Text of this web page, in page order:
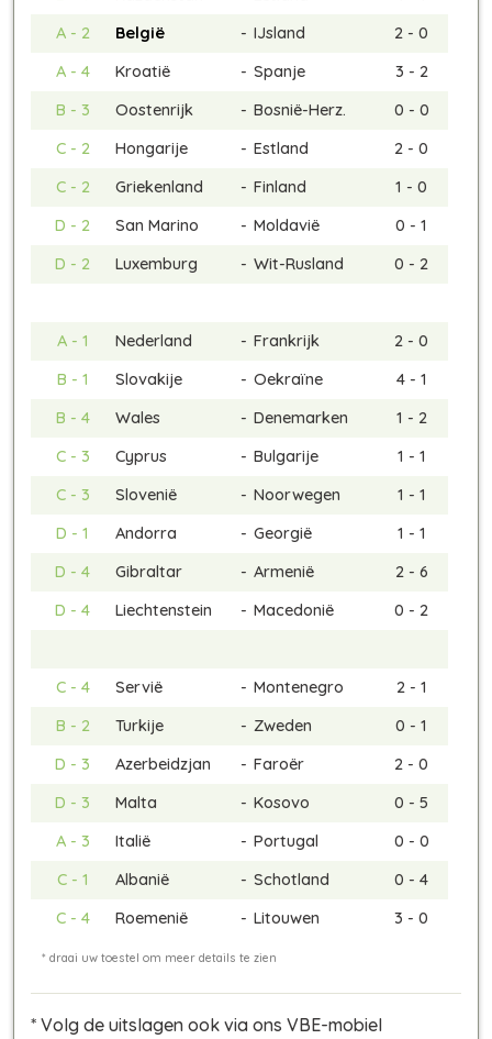
A - 2
België - IJsland
2 - 0
A - 4
Kroatië - Spanje
3 - 2
B - 3
Oostenrijk - Bosnië-Herz.
0 - 0
C - 2
Hongarije - Estland
2 - 0
C - 2
Griekenland - Finland
1 - 0
D - 2
San Marino - Moldavië
0 - 1
D - 2
Luxemburg - Wit-Rusland 0 - 2
A - 1 Nederland - Frankrijk
2 - 0
B - 1
Slovakije - Oekraïne
4 - 1
B - 4
Wales - Denemarken
1 - 2
C - 3
Cyprus - Bulgarije
1 - 1
C - 3
Slovenië - Noorwegen
1 - 1
D - 1
Andorra - Georgië
1 - 1
D - 4
Gibraltar - Armenië
2 - 6
D - 4
Liechtenstein - Macedonië 0 - 2
C - 4 Servië - Montenegro
2 - 1
B - 2
Turkije - Zweden
0 - 1
D - 3
Azerbeidzjan - Faroër
2 - 0
D - 3
Malta - Kosovo
0 - 5
A - 3
Italië - Portugal
0 - 0
C - 1
Albanië - Schotland
0 - 4
C - 4
Roemenië - Litouwen 3 - 0
* Volg de uitslagen ook via ons VBE-mobiel